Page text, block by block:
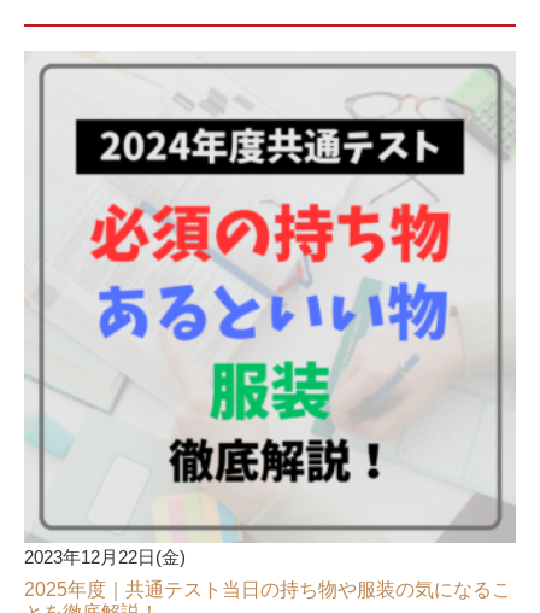
2023年12月22日(金)
2025年度｜共通テスト当日の持ち物や服装の気になるこ